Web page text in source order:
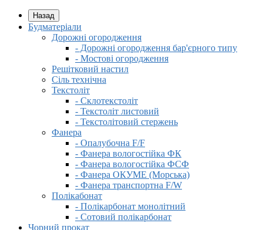
Назад
Будматеріали
Дорожні огородження
- Дорожні огородження бар'єрного типу
- Мостові огородження
Решітковий настил
Сіль технічна
Текстоліт
- Склотекстоліт
- Текстоліт листовий
- Текстолітовий стержень
Фанера
- Опалубочна F/F
- Фанера вологостійка ФК
- Фанера вологостійка ФСФ
- Фанера ОКУМЕ (Морська)
- Фанера транспортна F/W
Полікабонат
- Полікарбонат монолітний
- Сотовий полікарбонат
Чорний прокат